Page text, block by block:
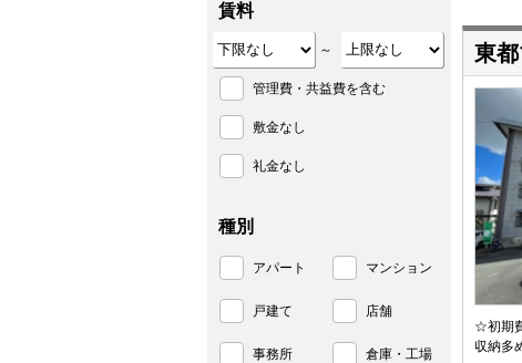
東
☆初期
収納多
賃料
～
管理費・共益費を含む
敷金なし
礼金なし
種別
アパート マンション
戸建て 店舗
事務所 倉庫・工場